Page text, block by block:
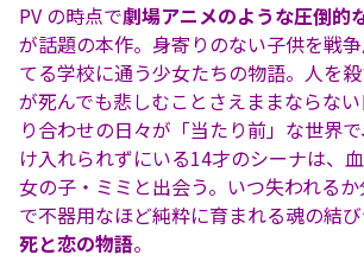
PV の時点で劇場アニメのような圧倒的
が話題の本作。身寄りのない子供を戦
てる学校に通う少女たちの物語。人を
が死んでも悲しむことさえままならな
り合わせの日々が「当たり前」な世界
け入れられずにいる14才のシーナは、
女の子・ミミと出会う。いつ失われる
で不器用なほど純粋に育まれる魂の結び
死と恋の物語。